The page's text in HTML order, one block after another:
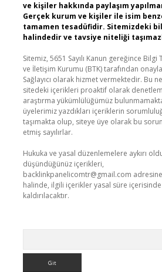
ve kişiler hakkında paylaşım
Gerçek kurum ve kişiler ile isim
tamamen tesadüfidir. Sitemizdeki
halindedir ve tavsiye niteliği
Sitemiz, 5651 Sayılı Kanun gereğince
ve İletişim Kurumu (BTK) tarafından
Sağlayıcı olarak hizmet vermektedir. Bu
sitedeki içerikleri proaktif olarak
araştırma yükümlülüğümüz
üyelerimiz yazdıkları içeriklerin
taşımakta olup, siteye üye olarak bu
etmiş sayılırlar.
Hukuka ve yasal düzenlemelere aykırı
düşündüğünüz içerikleri,
backlinkpanelicomtr@gmail.com
halinde, ilgili içerikler yasal süre
kaldırılacaktır.